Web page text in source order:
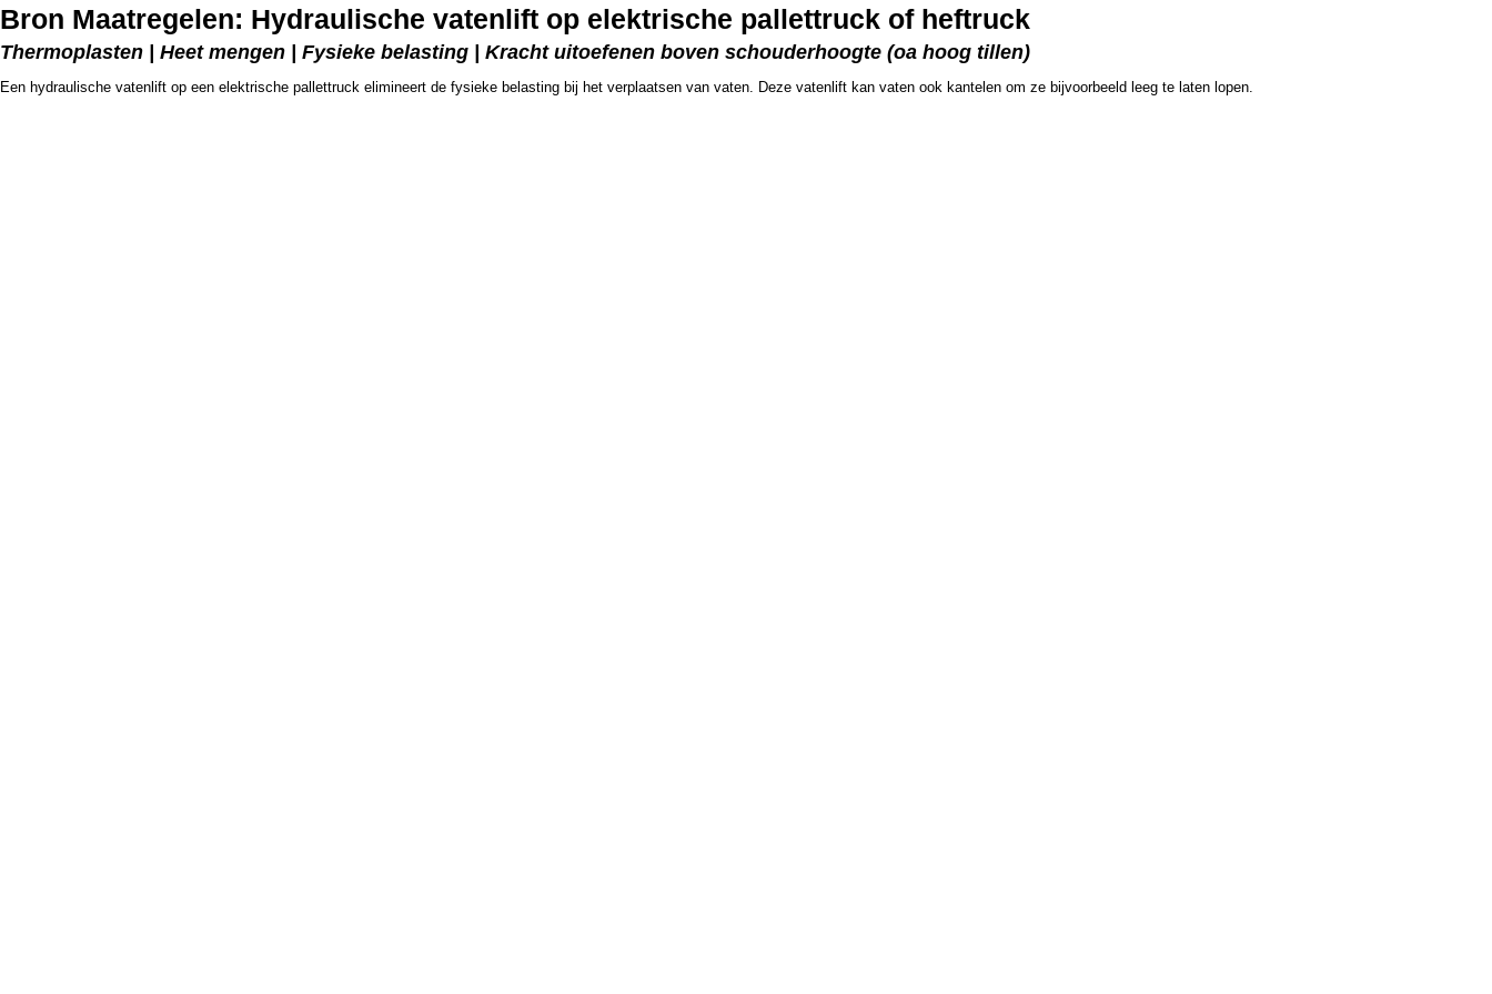
Bron Maatregelen: Hydraulische vatenlift op elektrische pallettruck of heftruck
Thermoplasten | Heet mengen | Fysieke belasting | Kracht uitoefenen boven schouderhoogte (oa hoog tillen)
Een hydraulische vatenlift op een elektrische pallettruck elimineert de fysieke belasting bij het verplaatsen van vaten. Deze vatenlift kan vaten ook kantelen om ze bijvoorbeeld leeg te laten lopen.